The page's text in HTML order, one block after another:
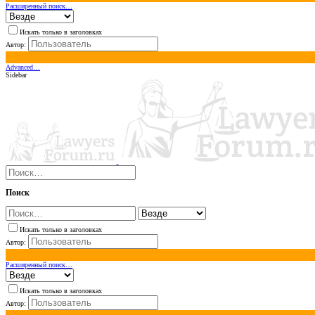
Расширенный поиск…
Искать только в заголовках
Автор:
Advanced…
Sidebar
Поиск
Искать только в заголовках
Автор:
Расширенный поиск…
Искать только в заголовках
Автор: